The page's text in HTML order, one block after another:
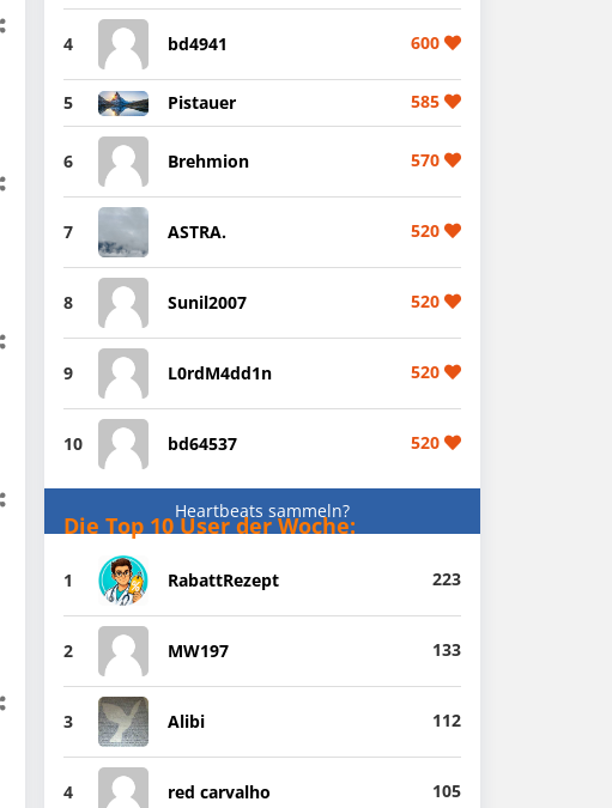
4 bd4941 600
5 Pistauer 585
6 Brehmion 570
7 ASTRA. 520
8 Sunil2007 520
9 L0rdM4dd1n 520
10 bd64537 520
Heartbeats sammeln?
Die Top 10 User der Woche:
1 RabattRezept 223
2 MW197 133
3 Alibi 112
4 red carvalho 105